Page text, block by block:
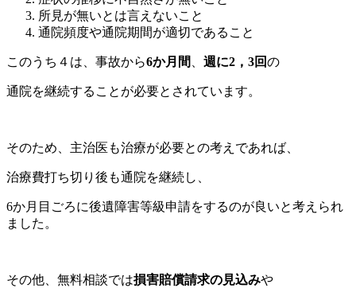
所見が無いとは言えないこと
通院頻度や通院期間が適切であること
このうち４は、 事故から6か月間 、 週に2，3回の
通院を継続することが必要とされています。
そのため、主治医も治療が必要との考えであれば、
治療費打ち切り後も通院を継続し、
6か月目ごろに後遺障害等級申請をするのが良いと考えられ
ました。
その他、無料相談では損害賠償請求の見込みや